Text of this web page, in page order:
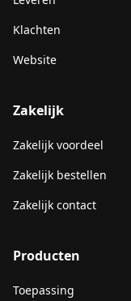
Klachten
Website
Zakelijk
Zakelijk voordeel
Zakelijk bestellen
Zakelijk contact
Producten
Toepassing